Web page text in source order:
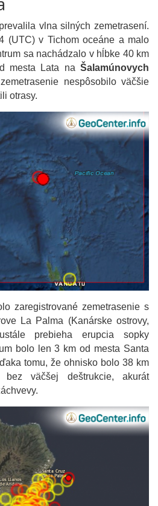
vlna silných zemetrasení.
(UTC) v Tichom oceáne a malo
sa nachádzalo v hĺbke 40 km
mesta Lata na Šalamúnovych
nespôsobilo väčšie
otrasy.
zaregistrované zemetrasenie s
La Palma (Kanárske ostrovy,
prebieha erupcia sopky
bolo len 3 km od mesta Santa
tomu, že ohnisko bolo 38 km
väčšej deštrukcie, akurát